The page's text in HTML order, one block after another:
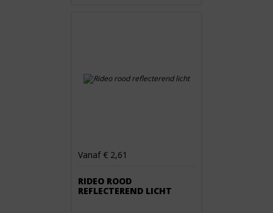
Vanaf € 2,61
RIDEO ROOD
REFLECTEREND LICHT